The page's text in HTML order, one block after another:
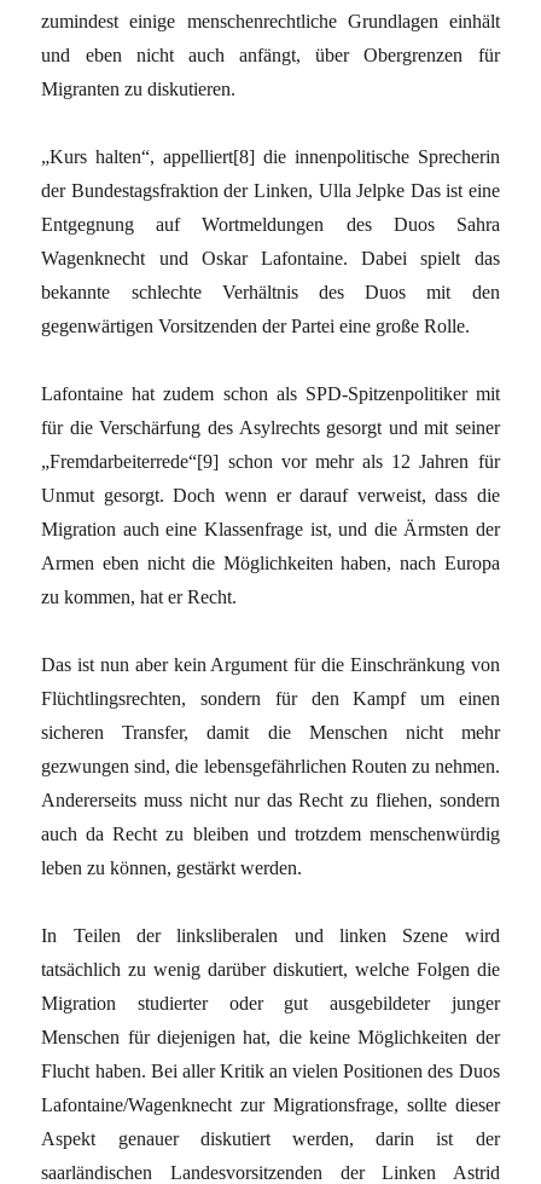
zumindest einige menschenrechtliche Grundlagen einhält
und eben nicht auch anfängt, über Obergrenzen für
Migranten zu diskutieren.
„Kurs halten“, appelliert[8] die innenpolitische Sprecherin
der Bundestagsfraktion der Linken, Ulla Jelpke Das ist eine
Entgegnung auf Wortmeldungen des Duos Sahra
Wagenknecht und Oskar Lafontaine. Dabei spielt das
bekannte schlechte Verhältnis des Duos mit den
gegenwärtigen Vorsitzenden der Partei eine große Rolle.
Lafontaine hat zudem schon als SPD-Spitzenpolitiker mit
für die Verschärfung des Asylrechts gesorgt und mit seiner
„Fremdarbeiterrede“[9] schon vor mehr als 12 Jahren für
Unmut gesorgt. Doch wenn er darauf verweist, dass die
Migration auch eine Klassenfrage ist, und die Ärmsten der
Armen eben nicht die Möglichkeiten haben, nach Europa
zu kommen, hat er Recht.
Das ist nun aber kein Argument für die Einschränkung von
Flüchtlingsrechten, sondern für den Kampf um einen
sicheren Transfer, damit die Menschen nicht mehr
gezwungen sind, die lebensgefährlichen Routen zu nehmen.
Andererseits muss nicht nur das Recht zu fliehen, sondern
auch da Recht zu bleiben und trotzdem menschenwürdig
leben zu können, gestärkt werden.
In Teilen der linksliberalen und linken Szene wird
tatsächlich zu wenig darüber diskutiert, welche Folgen die
Migration studierter oder gut ausgebildeter junger
Menschen für diejenigen hat, die keine Möglichkeiten der
Flucht haben. Bei aller Kritik an vielen Positionen des Duos
Lafontaine/Wagenknecht zur Migrationsfrage, sollte dieser
Aspekt genauer diskutiert werden, darin ist der
saarländischen Landesvorsitzenden der Linken Astrid